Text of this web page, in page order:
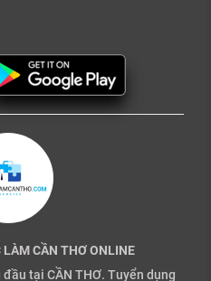
LÀM CẦN THƠ ONLINE
tại CẦN THƠ. Tuyển dụng